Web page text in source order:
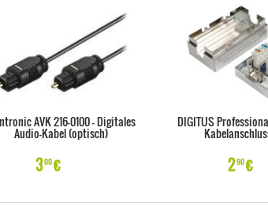
AVK 216-0100 - Digitales
Audio-Kabel (optisch)
300€
DIGITUS
290€